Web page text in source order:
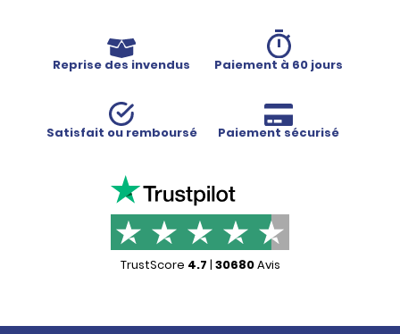
Reprise des invendus Paiement à 60 jours
Satisfait ou remboursé Paiement sécurisé
TrustScore 4.7 | 30680Avis